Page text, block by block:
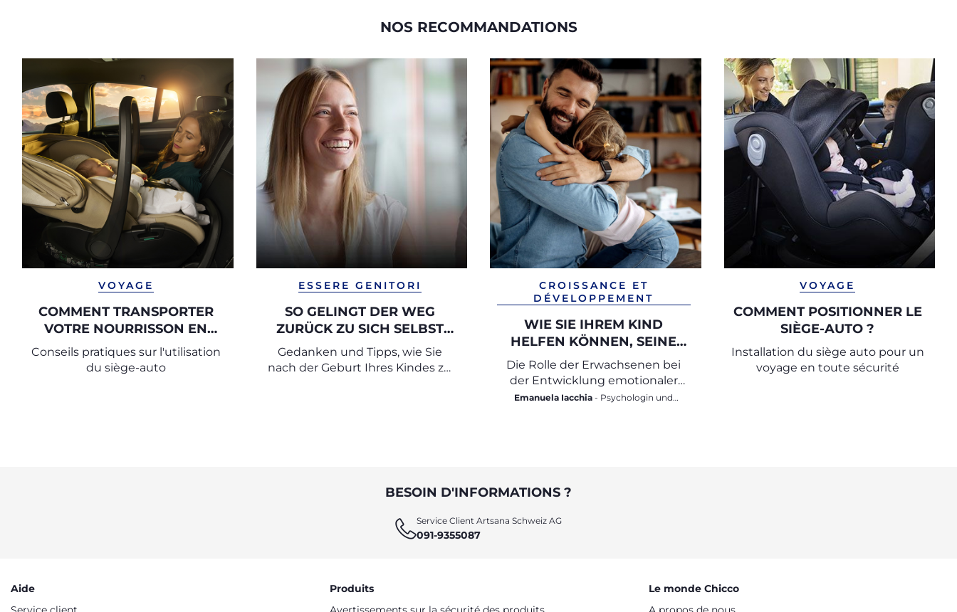
NOS RECOMMANDATIONS
VOYAGE
COMMENT TRANSPORTER
VOTRE NOURRISSON EN
VOITURE
Conseils pratiques sur l'utilisation
du siège-auto
ESSERE GENITORI
SO GELINGT DER WEG
ZURÜCK ZU SICH SELBST
NACH DER MUTTERSCHAFT
Gedanken und Tipps, wie Sie
nach der Geburt Ihres Kindes zu
CROISSANCE ET
DÉVELOPPEMENT
WIE SIE IHREM KIND
HELFEN KÖNNEN, SEINE
GEFÜHLE ZU ERKENNEN
UND AUSZUDRÜCKEN
Die Rolle der Erwachsenen bei
der Entwicklung emotionaler
Intelligenz
Emanuela Iacchia - Psychologin und
VOYAGE
COMMENT POSITIONNER LE
SIÈGE-AUTO ?
Installation du siège auto pour un
voyage en toute sécurité
BESOIN D'INFORMATIONS ?
Service Client Artsana Schweiz AG
091-9355087
Aide
Produits
Le monde Chicco